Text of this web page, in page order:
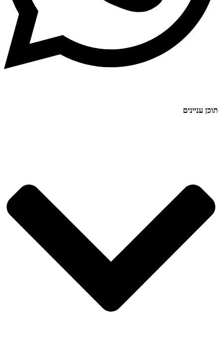
תוכן עניינים